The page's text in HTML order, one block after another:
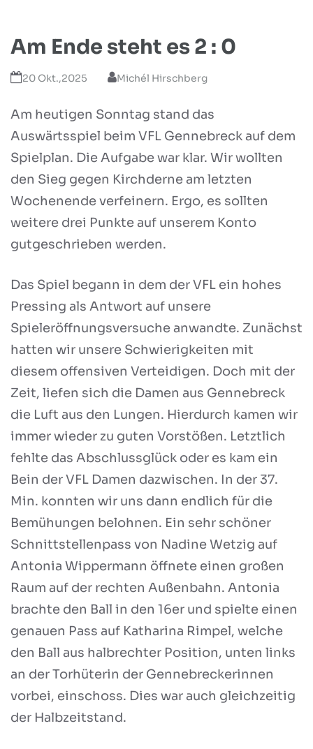
Am Ende steht es 2 : 0
20 Okt.,2025 Michél Hirschberg
Am heutigen Sonntag stand das
Auswärtsspiel beim VFL Gennebreck auf dem
Spielplan. Die Aufgabe war klar. Wir wollten
den Sieg gegen Kirchderne am letzten
Wochenende verfeinern. Ergo, es sollten
weitere drei Punkte auf unserem Konto
gutgeschrieben werden.
Das Spiel begann in dem der VFL ein hohes
Pressing als Antwort auf unsere
Spieleröffnungsversuche anwandte. Zunächst
hatten wir unsere Schwierigkeiten mit
diesem offensiven Verteidigen. Doch mit der
Zeit, liefen sich die Damen aus Gennebreck
die Luft aus den Lungen. Hierdurch kamen wir
immer wieder zu guten Vorstößen. Letztlich
fehlte das Abschlussglück oder es kam ein
Bein der VFL Damen dazwischen. In der 37.
Min. konnten wir uns dann endlich für die
Bemühungen belohnen. Ein sehr schöner
Schnittstellenpass von Nadine Wetzig auf
Antonia Wippermann öffnete einen großen
Raum auf der rechten Außenbahn. Antonia
brachte den Ball in den 16er und spielte einen
genauen Pass auf Katharina Rimpel, welche
den Ball aus halbrechter Position, unten links
an der Torhüterin der Gennebreckerinnen
vorbei, einschoss. Dies war auch gleichzeitig
der Halbzeitstand.